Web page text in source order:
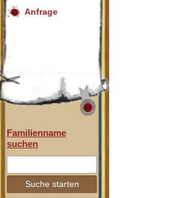
Anfrage
Familienname
suchen